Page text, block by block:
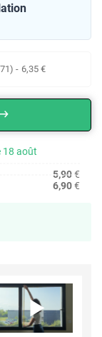
- 6,35 €
18 août
5,90€
6,90€